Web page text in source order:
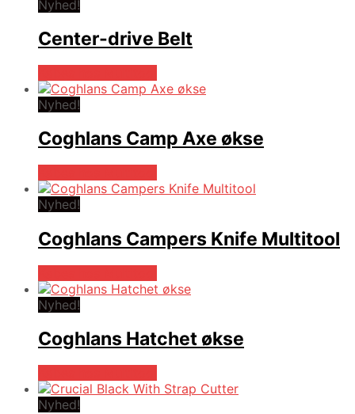
Nyhed!
Center-drive Belt
Nyhed!
Coghlans Camp Axe økse
Nyhed!
Coghlans Campers Knife Multitool
Nyhed!
Coghlans Hatchet økse
Nyhed!